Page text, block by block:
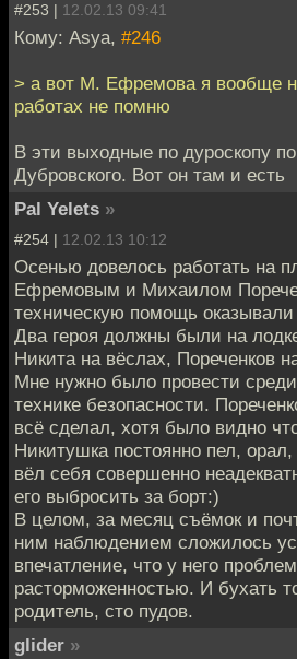
#253 | 12.02.13 09:41
Кому: Asya, #246
> а вот М. Ефремова я вообще
работах не помню
В эти выходные по дуроскопу
Дубровского. Вот он там и есть
Pal Yelets »
#254 | 12.02.13 10:12
Осенью довелось работать на
Ефремовым и Михаилом
техническую помощь
Два героя должны были на
Никита на вёслах, Пореченков
Мне нужно было провести
технике безопасности.
всё сделал, хотя было видно
Никитушка постоянно пел,
вёл себя совершенно
его выбросить за борт:)
В целом, за месяц съёмок и
ним наблюдением сложилось
впечатление, что у него
расторможенностью. И бухать
родитель, сто пудов.
glider »